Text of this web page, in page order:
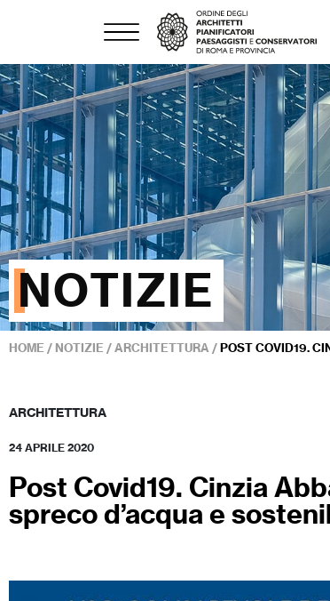
NOTIZIE
HOME / NOTIZIE /ARCHITETTURA /POST COVID19.
ARCHITETTURA
24 APRILE 2020
Post Covid19. Cinzia
spreco d’acqua e